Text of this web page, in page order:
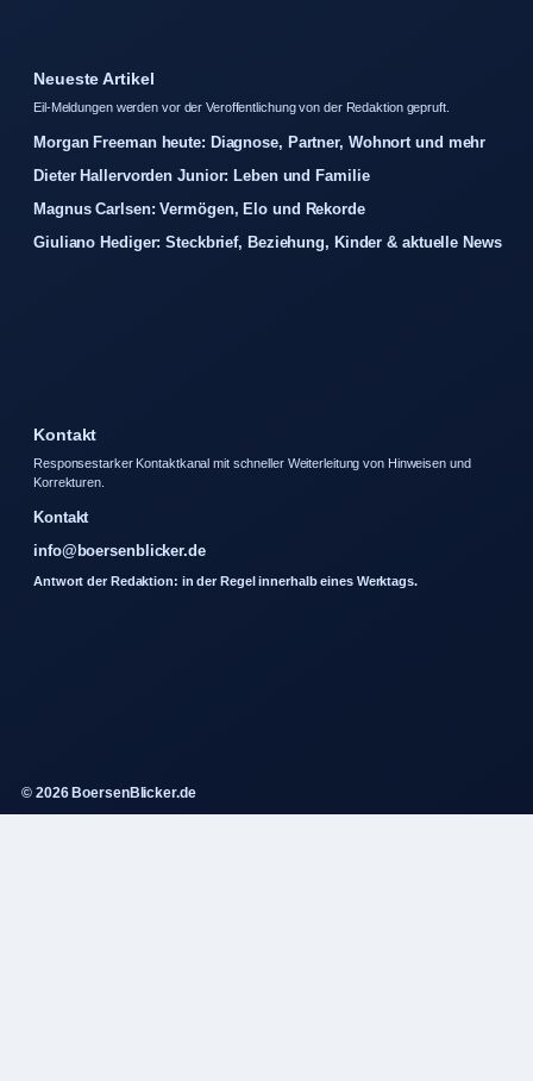
Neueste Artikel
Eil-Meldungen werden vor der Veroffentlichung von der Redaktion gepruft.
Morgan Freeman heute: Diagnose, Partner, Wohnort und mehr
Dieter Hallervorden Junior: Leben und Familie
Magnus Carlsen: Vermögen, Elo und Rekorde
Giuliano Hediger: Steckbrief, Beziehung, Kinder & aktuelle News
Kontakt
Responsestarker Kontaktkanal mit schneller Weiterleitung von Hinweisen und
Korrekturen.
Kontakt
info@boersenblicker.de
Antwort der Redaktion: in der Regel innerhalb eines Werktags.
© 2026 BoersenBlicker.de